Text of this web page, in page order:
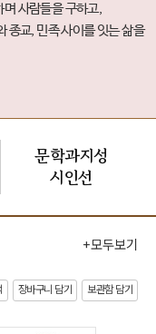
사람들을 구하고,
종교, 민족 사이를 잇는 삶을
문학과지성
시인선
+모두보기
장바구니 담기 보관함 담기